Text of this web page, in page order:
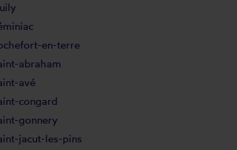
en-terre
abraham
avé
congard
gonnery
jacut-les-pins